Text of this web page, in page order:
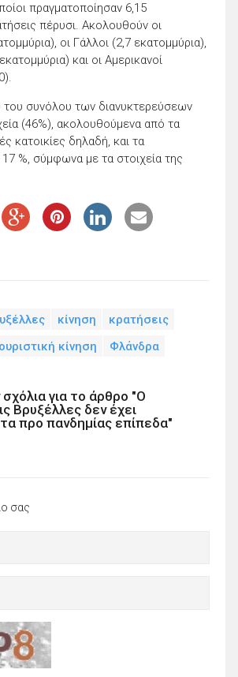
πραγματοποίησαν 6,15
πέρυσι. Ακολουθούν οι
οι Γάλλοι (2,7 εκατομμύρια),
και οι Αμερικανοί
του συνόλου των διανυκτερεύσεων
(46%), ακολουθούμενα από τα
κατοικίες δηλαδή, και τα
17 %, σύμφωνα με τα στοιχεία της
κίνηση
κρατήσεις
κίνηση Φλάνδρα
για το άρθρο "Ο
Βρυξέλλες δεν έχει
προ πανδημίας επίπεδα"
σας